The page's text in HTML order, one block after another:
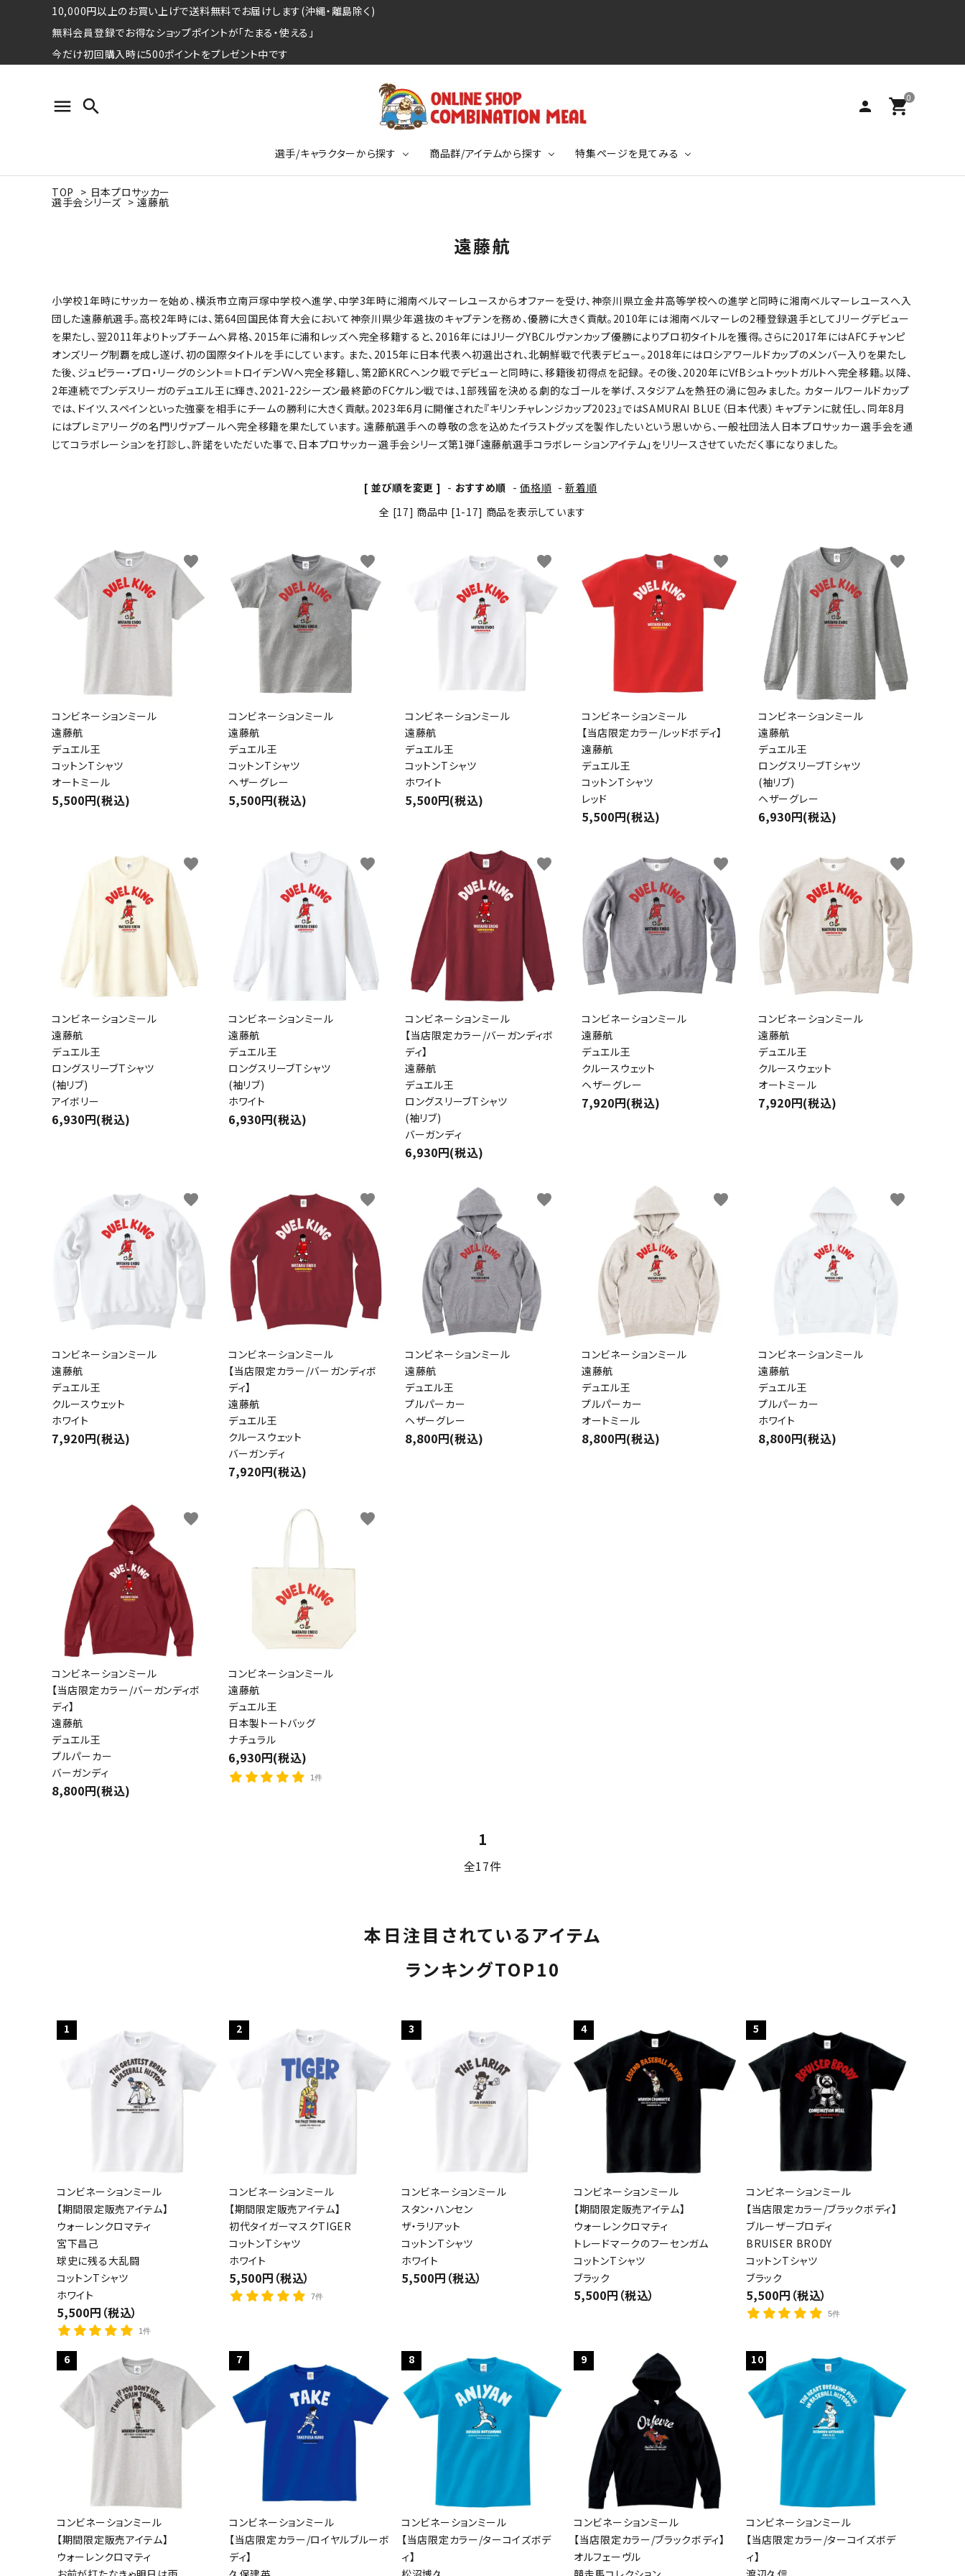
10,000円以上のお買い上げで送料無料でお届けします(沖縄・離島除く)
無料会員登録でお得なショップポイントが「たまる・使える」
今だけ初回購入時に500ポイントをプレゼント中です
menu search person
0
shopping_cart
選手/キャラクターから探す
プロ野球選手コレクション
競走馬コレクション
水泳競技選手コレクション ジャパニメーションコレクション カジュアルフットボールスタイル ビーチサッカーフレンズ
キャンベル料理長 湘南のわんこディオゴくん
商品群/アイテムから探す
Tシャツ
KIDSサイズ
期間限定販売アイテム
特集ページを見てみる
特集ページ
TOP > 日本プロサッカー
選手会シリーズ > 遠藤航
遠藤航
小学校1年時にサッカーを始め、横浜市立南戸塚中学校へ進学、中学3年時に湘南ベルマーレユースからオファーを受け、神奈川県立金井高等学校への進学と同時に湘南ベルマーレユースへ入
団した遠藤航選手。高校2年時には、第64回国民体育大会において神奈川県少年選抜のキャプテンを務め、優勝に大きく貢献。2010年には湘南ベルマーレの2種登録選手としてJリーグデビュー
を果たし、翌2011年よりトップチームへ昇格、2015年に浦和レッズへ完全移籍すると、2016年にはJリーグYBCルヴァンカップ優勝によりプロ初タイトルを獲得。さらに2017年にはAFCチャンピ
オンズリーグ制覇を成し遂げ、初の国際タイトルを手にしています。 また、2015年に日本代表へ初選出され、北朝鮮戦で代表デビュー。2018年にはロシアワールドカップのメンバー入りを果たし
た後、ジュピラー・プロ・リーグのシント＝トロイデンVVへ完全移籍し、第2節KRCヘンク戦でデビューと同時に、移籍後初得点を記録。 その後、2020年にVfBシュトゥットガルトへ完全移籍。以降、
2年連続でブンデスリーガのデュエル王に輝き、2021-22シーズン最終節のFCケルン戦では、1部残留を決める劇的なゴールを挙げ、スタジアムを熱狂の渦に包みました。 カタールワールドカップ
では、ドイツ、スペインといった強豪を相手にチームの勝利に大きく貢献。2023年6月に開催された『キリンチャレンジカップ2023』ではSAMURAI BLUE（日本代表）キャプテンに就任し、同年8月
にはプレミアリーグの名門リヴァプールへ完全移籍を果たしています。 遠藤航選手への尊敬の念を込めたイラストグッズを製作したいという思いから、一般社団法人日本プロサッカー選手会を通
じてコラボレーションを打診し、許諾をいただいた事で、日本プロサッカー選手会シリーズ第1弾「遠藤航選手コラボレーションアイテム」をリリースさせていただく事になりました。
[ 並び順を変更 ] - おすすめ順 -価格順 -新着順
全 [17] 商品中 [1-17] 商品を表示しています
コンビネーションミール
遠藤航
デュエル王
コットンTシャツ
オートミール
5,500円(税込)
favorite
コンビネーションミール
遠藤航
デュエル王
コットンTシャツ
ヘザーグレー
5,500円(税込)
favorite
コンビネーションミール
遠藤航
デュエル王
コットンTシャツ
ホワイト
5,500円(税込)
favorite
コンビネーションミール
【当店限定カラー/レッドボディ】
遠藤航
デュエル王
コットンTシャツ
レッド
5,500円(税込)
favorite
コンビネーションミール
遠藤航
デュエル王
ロングスリーブTシャツ
(袖リブ)
ヘザーグレー
6,930円(税込)
favorite
コンビネーションミール
遠藤航
デュエル王
ロングスリーブTシャツ
(袖リブ)
アイボリー
6,930円(税込)
favorite
コンビネーションミール
遠藤航
デュエル王
ロングスリーブTシャツ
(袖リブ)
ホワイト
6,930円(税込)
favorite
コンビネーションミール
【当店限定カラー/バーガンディボ
ディ】
遠藤航
デュエル王
ロングスリーブTシャツ
(袖リブ)
バーガンディ
6,930円(税込)
favorite
コンビネーションミール
遠藤航
デュエル王
クルースウェット
ヘザーグレー
7,920円(税込)
favorite
コンビネーションミール
遠藤航
デュエル王
クルースウェット
オートミール
7,920円(税込)
favorite
コンビネーションミール
遠藤航
デュエル王
クルースウェット
ホワイト
7,920円(税込)
favorite
コンビネーションミール
【当店限定カラー/バーガンディボ
ディ】
遠藤航
デュエル王
クルースウェット
バーガンディ
7,920円(税込)
favorite
コンビネーションミール
遠藤航
デュエル王
プルパーカー
ヘザーグレー
8,800円(税込)
favorite
コンビネーションミール
遠藤航
デュエル王
プルパーカー
オートミール
8,800円(税込)
favorite
コンビネーションミール
遠藤航
デュエル王
プルパーカー
ホワイト
8,800円(税込)
favorite
コンビネーションミール
【当店限定カラー/バーガンディボ
ディ】
遠藤航
デュエル王
プルパーカー
バーガンディ
8,800円(税込)
favorite
コンビネーションミール
遠藤航
デュエル王
日本製トートバッグ
ナチュラル
6,930円(税込)
1件
favorite
1
全17件
カテゴリー
本日注目されているアイテム
ランキングTOP10
1
コンビネーションミール
【期間限定販売アイテム】
ウォーレンクロマティ
宮下昌己
球史に残る大乱闘
コットンTシャツ
ホワイト
5,500円（税込）
1件
2
コンビネーションミール
【期間限定販売アイテム】
初代タイガーマスクTIGER
コットンTシャツ
ホワイト
5,500円（税込）
7件
3
コンビネーションミール
スタン・ハンセン
ザ・ラリアット
コットンTシャツ
ホワイト
5,500円（税込）
4
コンビネーションミール
【期間限定販売アイテム】
ウォーレンクロマティ
トレードマークのフーセンガム
コットンTシャツ
ブラック
5,500円（税込）
5
コンビネーションミール
【当店限定カラー/ブラックボディ】
ブルーザーブロディ
BRUISER BRODY
コットンTシャツ
ブラック
5,500円（税込）
5件
6
コンビネーションミール
【期間限定販売アイテム】
ウォーレンクロマティ
7
コンビネーションミール
【当店限定カラー/ロイヤルブルーボ
ディ】
8
コンビネーションミール
【当店限定カラー/ターコイズボデ
ィ】
9
コンビネーションミール
【当店限定カラー/ブラックボディ】
オルフェーヴル
10
コンビネーションミール
【当店限定カラー/ターコイズボデ
ィ】